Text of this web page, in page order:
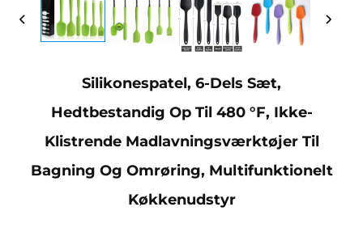
Silikonespatel, 6-Dels Sæt,
Hedtbestandig Op Til 480 °F, Ikke-
Klistrende Madlavningsværktøjer Til
Bagning Og Omrøring, Multifunktionelt
Køkkenudstyr